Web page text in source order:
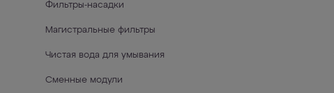
Фильтры-насадки
Магистральные фильтры
Чистая вода для умывания
Сменные модули